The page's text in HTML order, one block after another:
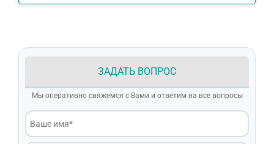
ЗАДАТЬ ВОПРОС
Мы оперативно свяжемся с Вами и ответим на все вопросы